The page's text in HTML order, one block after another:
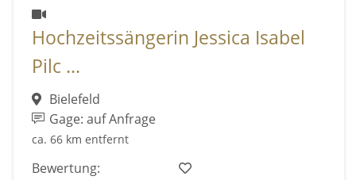
Hochzeitssängerin Jessica Isabel
Pilc ...
Bielefeld
Gage: auf Anfrage
ca. 66 km entfernt
Bewertung: